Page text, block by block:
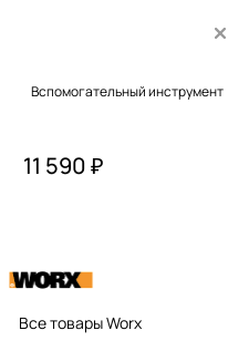
Вспомогательный инструмент
11 590 ₽
Все товары Worx